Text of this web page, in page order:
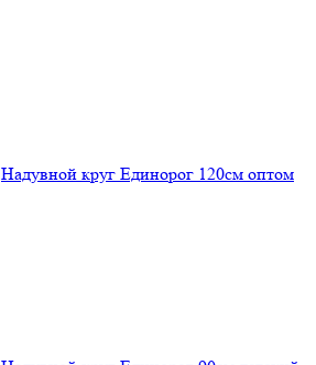
Надувной круг Единорог 120см оптом